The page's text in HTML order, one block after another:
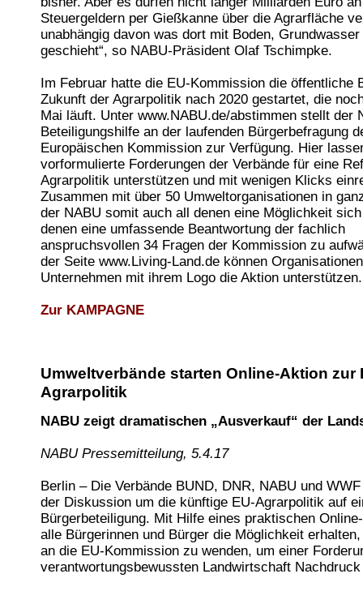
Steuergeldern per Gießkanne über die Agrarfläche
unabhängig davon was dort mit Boden,
geschieht“, so NABU-Präsident Olaf Tschimpke.
Im Februar hatte die EU-Kommission die öffentliche
Zukunft der Agrarpolitik nach 2020 gestartet, die
Mai läuft. Unter www.NABU.de/abstimmen stellt der
Beteiligungshilfe an der laufenden Bürgerbefragung
Europäischen Kommission zur Verfügung. Hier
vorformulierte Forderungen der Verbände für eine
Agrarpolitik unterstützen und mit wenigen Klicks
Zusammen mit über 50 Umweltorganisationen in
der NABU somit auch all denen eine Möglichkeit
denen eine umfassende Beantwortung der fachlich
anspruchsvollen 34 Fragen der Kommission zu
der Seite www.Living-Land.de können
Unternehmen mit ihrem Logo die Aktion unterstützen.
Zur KAMPAGNE
Umweltverbände starten Online-Aktion zur
Agrarpolitik
NABU zeigt dramatischen „Ausverkauf“ der
NABU Pressemitteilung, 5.4.17
Berlin – Die Verbände BUND, DNR, NABU und
der Diskussion um die künftige EU-Agrarpolitik auf
Bürgerbeteiligung. Mit Hilfe eines praktischen
alle Bürgerinnen und Bürger die Möglichkeit
an die EU-Kommission zu wenden, um einer
verantwortungsbewussten Landwirtschaft